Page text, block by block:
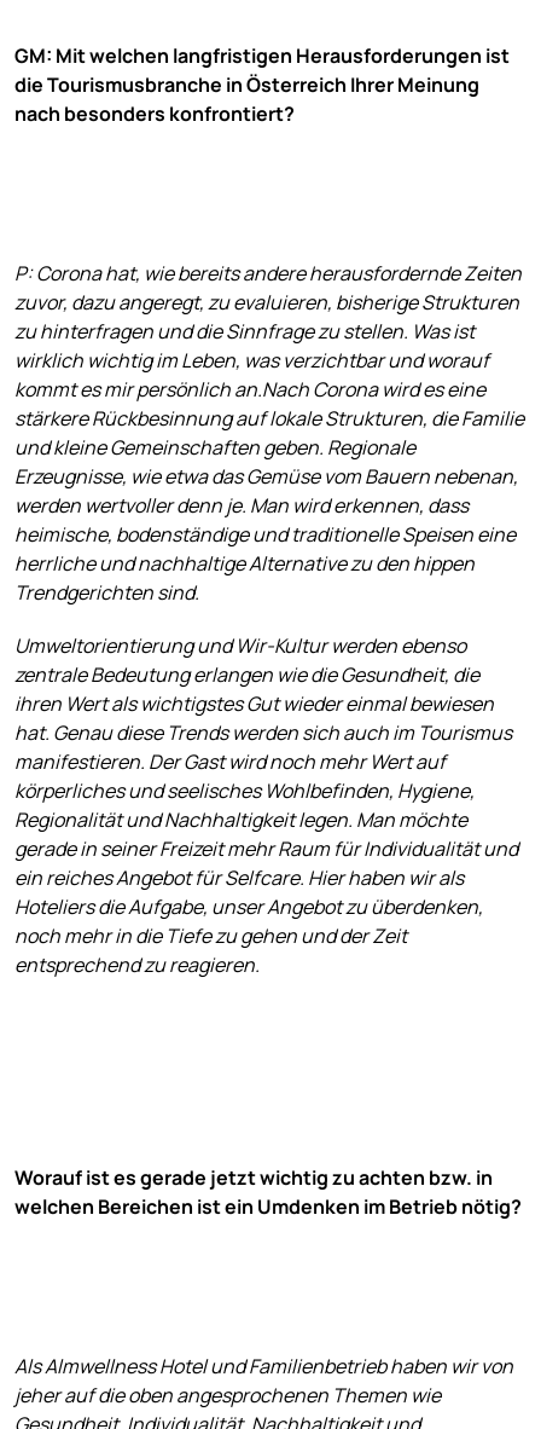
GM: Mit welchen langfristigen Herausforderungen ist
die Tourismusbranche in Österreich Ihrer Meinung
nach besonders konfrontiert?
P: Corona hat, wie bereits andere herausfordernde Zeiten
zuvor, dazu angeregt, zu evaluieren, bisherige Strukturen
zu hinterfragen und die Sinnfrage zu stellen. Was ist
wirklich wichtig im Leben, was verzichtbar und worauf
kommt es mir persönlich an.Nach Corona wird es eine
stärkere Rückbesinnung auf lokale Strukturen, die Familie
und kleine Gemeinschaften geben. Regionale
Erzeugnisse, wie etwa das Gemüse vom Bauern nebenan,
werden wertvoller denn je. Man wird erkennen, dass
heimische, bodenständige und traditionelle Speisen eine
herrliche und nachhaltige Alternative zu den hippen
Trendgerichten sind.
Umweltorientierung und Wir-Kultur werden ebenso
zentrale Bedeutung erlangen wie die Gesundheit, die
ihren Wert als wichtigstes Gut wieder einmal bewiesen
hat. Genau diese Trends werden sich auch im Tourismus
manifestieren. Der Gast wird noch mehr Wert auf
körperliches und seelisches Wohlbefinden, Hygiene,
Regionalität und Nachhaltigkeit legen. Man möchte
gerade in seiner Freizeit mehr Raum für Individualität und
ein reiches Angebot für Selfcare. Hier haben wir als
Hoteliers die Aufgabe, unser Angebot zu überdenken,
noch mehr in die Tiefe zu gehen und der Zeit
entsprechend zu reagieren.
Worauf ist es gerade jetzt wichtig zu achten bzw. in
welchen Bereichen ist ein Umdenken im Betrieb nötig?
Als Almwellness Hotel und Familienbetrieb haben wir von
jeher auf die oben angesprochenen Themen wie